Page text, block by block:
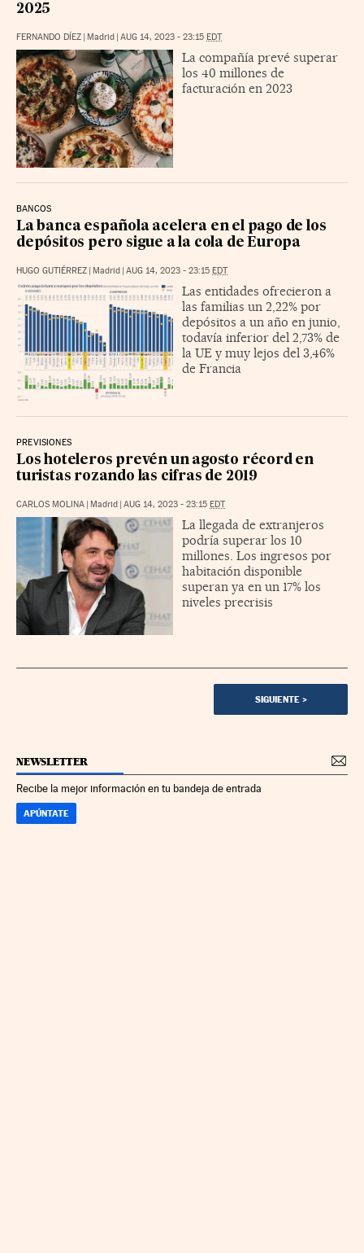
2025
FERNANDO DÍEZ | Madrid | AUG 14, 2023 - 23:15 EDT
La compañía prevé superar
los 40 millones de
facturación en 2023
BANCOS
La banca española acelera en el pago de los
depósitos pero sigue a la cola de Europa
HUGO GUTIÉRREZ | Madrid | AUG 14, 2023 - 23:15 EDT
Las entidades ofrecieron a
las familias un 2,22% por
depósitos a un año en junio,
todavía inferior del 2,73% de
la UE y muy lejos del 3,46%
de Francia
PREVISIONES
Los hoteleros prevén un agosto récord en
turistas rozando las cifras de 2019
CARLOS MOLINA | Madrid | AUG 14, 2023 - 23:15 EDT
La llegada de extranjeros
podría superar los 10
millones. Los ingresos por
habitación disponible
superan ya en un 17% los
niveles precrisis
SIGUIENTE>
NEWSLETTER
Recibe la mejor información en tu bandeja de entrada
APÚNTATE